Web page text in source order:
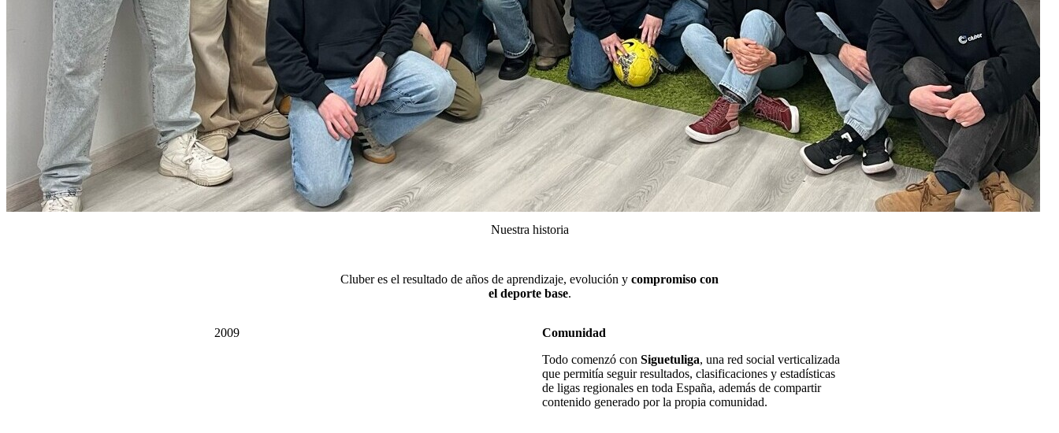
Nuestra historia
Cluber es el resultado de años de aprendizaje, evolución y compromiso con
el deporte base.
2009
Comunidad
Todo comenzó con Siguetuliga, una red social verticalizada
que permitía seguir resultados, clasificaciones y estadísticas
de ligas regionales en toda España, además de compartir
contenido generado por la propia comunidad.